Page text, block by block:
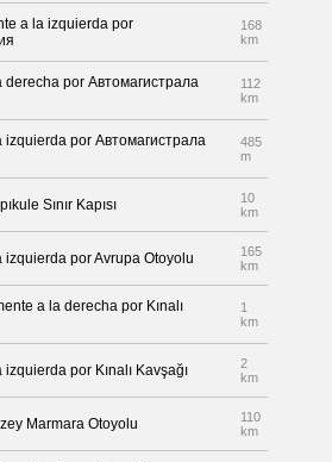
a la izquierda por
168
km
por Автомагистрала
112
km
izquierda por Автомагистрала
485
m
Sınır Kapısı
10
km
izquierda por Avrupa Otoyolu
165
km
a la derecha por Kınalı
1
km
por Kınalı Kavşağı
2
km
Marmara Otoyolu
110
km